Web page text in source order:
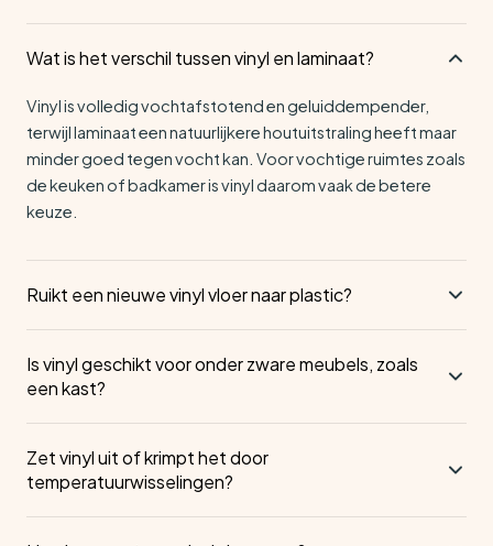
Wat is het verschil tussen vinyl en laminaat?
Vinyl is volledig vochtafstotend en geluiddempender,
terwijl laminaat een natuurlijkere houtuitstraling heeft maar
minder goed tegen vocht kan. Voor vochtige ruimtes zoals
de keuken of badkamer is vinyl daarom vaak de betere
keuze.
Ruikt een nieuwe vinyl vloer naar plastic?
afgeven, die vanzelf verdwijnt door de ruimte goed te
luchten. Bij vinyl van Ambiant is dit door de hoogwaardige
materialen minimaal.
Is vinyl geschikt voor onder zware meubels, zoals
een kast?
en krassen te voorkomen. Verplaats zware meubels altijd
voorzichtig om beschadiging van de vloer te vermijden.
Zet vinyl uit of krimpt het door
temperatuurwisselingen?